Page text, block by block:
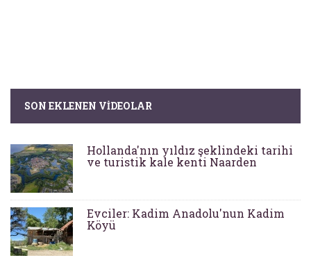
SON EKLENEN VIDEOLAR
Hollanda'nın yıldız şeklindeki tarihi
ve turistik kale kenti Naarden
Evciler: Kadim Anadolu'nun Kadim
Köyü